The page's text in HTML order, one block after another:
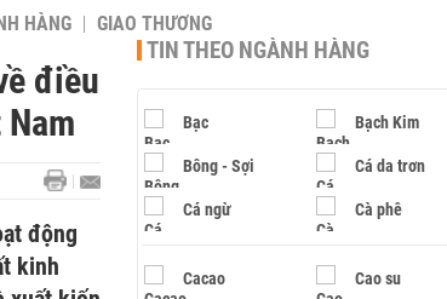
HÀNG GIAO THƯƠNG
điều
động
kinh
TIN THEO NGÀNH HÀNG
Bạc Bạch Kim
Bông - Sợi Cá da trơn
Cá ngừ Cà phê
Cacao Cao su